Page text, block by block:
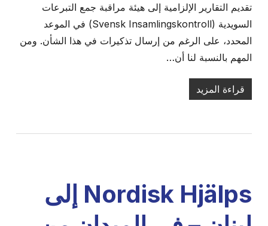
تقديم التقارير الإلزامية إلى هيئة مراقبة جمع التبرعات
السويدية (Svensk Insamlingskontroll) في الموعد
المحدد، على الرغم من إرسال تذكيرات في هذا الشأن. ومن
المهم بالنسبة لنا أن…
قراءة المزيد
Nordisk Hjälps إلى